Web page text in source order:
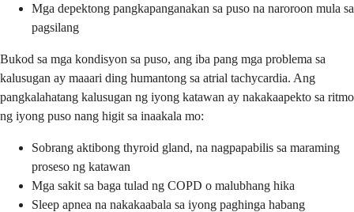
Mga depektong pangkapanganakan sa puso na naroroon mula sa
pagsilang
Bukod sa mga kondisyon sa puso, ang iba pang mga problema sa
kalusugan ay maaari ding humantong sa atrial tachycardia. Ang
pangkalahatang kalusugan ng iyong katawan ay nakakaapekto sa ritmo
ng iyong puso nang higit sa inaakala mo:
Sobrang aktibong thyroid gland, na nagpapabilis sa maraming
proseso ng katawan
Mga sakit sa baga tulad ng COPD o malubhang hika
Sleep apnea na nakakaabala sa iyong paghinga habang